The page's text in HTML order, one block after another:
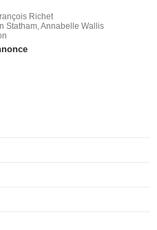
Richet
Statham, Annabelle Wallis